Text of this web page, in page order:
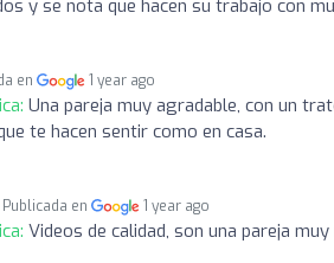
y se nota que hacen su trabajo con
en 1 year ago
Una pareja muy agradable, con un
te hacen sentir como en casa.
Publicada en 1 year ago
Videos de calidad, son una pareja